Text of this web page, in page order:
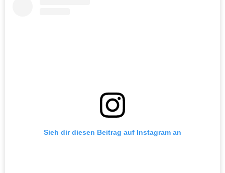
Sieh dir diesen Beitrag auf Instagram an